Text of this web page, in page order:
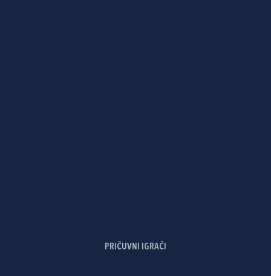
PRIČUVNI IGRAČI